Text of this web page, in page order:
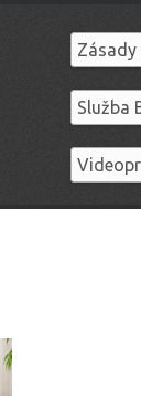
Služba